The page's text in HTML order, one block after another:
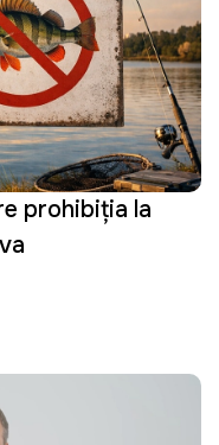
prohibiția la